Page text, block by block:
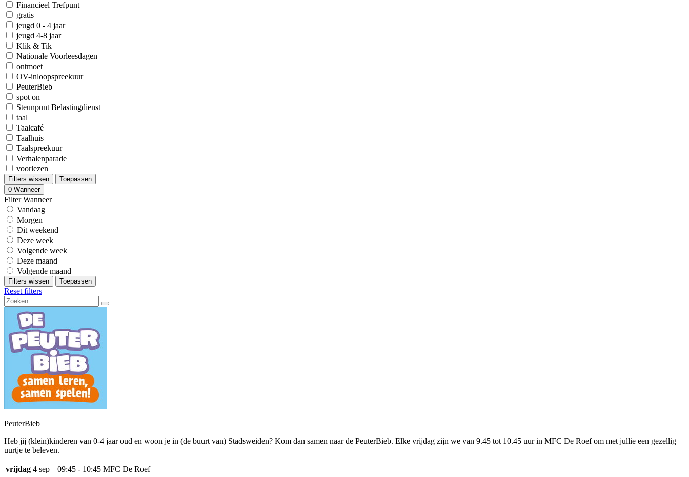
Financieel Trefpunt
gratis
jeugd 0 - 4 jaar
jeugd 4-8 jaar
Klik & Tik
Nationale Voorleesdagen
ontmoet
OV-inloopspreekuur
PeuterBieb
spot on
Steunpunt Belastingdienst
taal
Taalcafé
Taalhuis
Taalspreekuur
Verhalenparade
voorlezen
Filters wissen
Toepassen
0 Wanneer
Filter Wanneer
Vandaag
Morgen
Dit weekend
Deze week
Volgende week
Deze maand
Volgende maand
Filters wissen Toepassen
Reset filters
PeuterBieb
Heb jij (klein)kinderen van 0-4 jaar oud en woon je in (de buurt van) Stadsweiden? Kom dan samen naar de PeuterBieb. Elke vrijdag zijn we van 9.45 tot 10.45 uur in MFC De Roef om met jullie een gezellig
uurtje te beleven.
vrijdag 4 sep 09:45 - 10:45 MFC De Roef